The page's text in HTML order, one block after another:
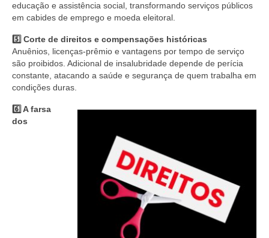
educação e assistência social, transformando serviços públicos
em cabides de emprego e moeda eleitoral.
5️⃣ Corte de direitos e compensações históricas
Anuênios, licenças-prêmio e vantagens por tempo de serviço
são proibidos. Adicional de insalubridade depende de perícia
constante, atacando a saúde e segurança de quem trabalha em
condições duras.
6️⃣ A farsa
dos